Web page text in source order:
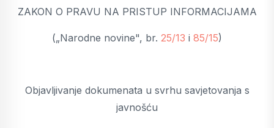
ZAKON O PRAVU NA PRISTUP INFORMACIJAMA
(„Narodne novine", br. 25/13 i 85/15)
Objavljivanje dokumenata u svrhu savjetovanja s
javnošću